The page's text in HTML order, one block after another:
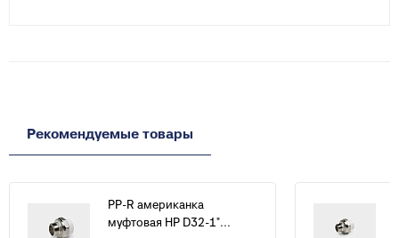
Рекомендуемые товары
PP-R американка
муфтовая НР D32-1"...